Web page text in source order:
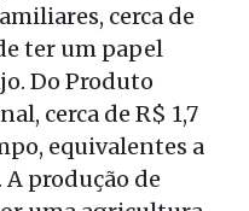
cerca de
ter um papel
Do Produto
cerca de R$ 1,7
equivalentes a
A produção de